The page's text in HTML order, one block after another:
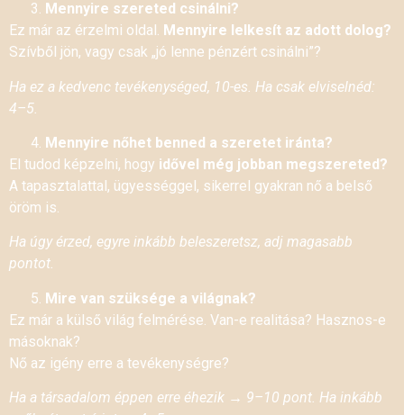
Mennyire szereted csinálni?
Ez már az érzelmi oldal. Mennyire lelkesít az adott dolog?
Szívből jön, vagy csak „jó lenne pénzért csinálni”?
Ha ez a kedvenc tevékenységed, 10-es. Ha csak elviselnéd:
4–5.
Mennyire nőhet benned a szeretet iránta?
El tudod képzelni, hogy idővel még jobban megszereted?
A tapasztalattal, ügyességgel, sikerrel gyakran nő a belső
öröm is.
Ha úgy érzed, egyre inkább beleszeretsz, adj magasabb
pontot.
Mire van szüksége a világnak?
Ez már a külső világ felmérése. Van-e realitása? Hasznos-e
másoknak?
Nő az igény erre a tevékenységre?
Ha a társadalom éppen erre éhezik → 9–10 pont. Ha inkább